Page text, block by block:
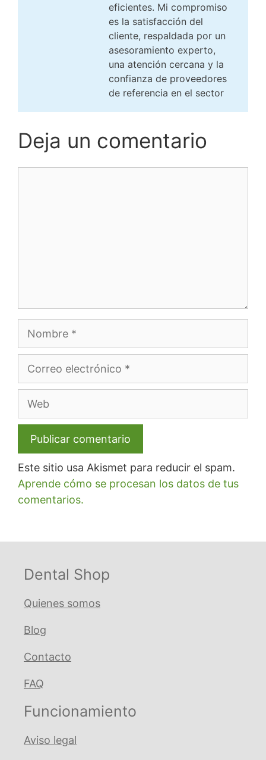
eficientes. Mi compromiso
es la satisfacción del
cliente, respaldada por un
asesoramiento experto,
una atención cercana y la
confianza de proveedores
de referencia en el sector
Deja un comentario
Correo
Este sitio usa Akismet para reducir el spam.
Aprende cómo se procesan los datos de tus
comentarios.
Dental Shop
Quienes somos
Blog
Contacto
FAQ
Funcionamiento
Aviso legal